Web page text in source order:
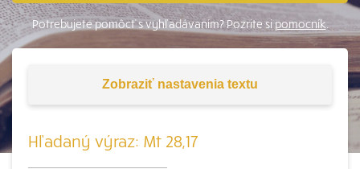
Potrebujete pomôcť s vyhľadávaním? Pozrite sipomocník.
Zobraziť nastavenia textu
Hľadaný výraz: Mt 28,17